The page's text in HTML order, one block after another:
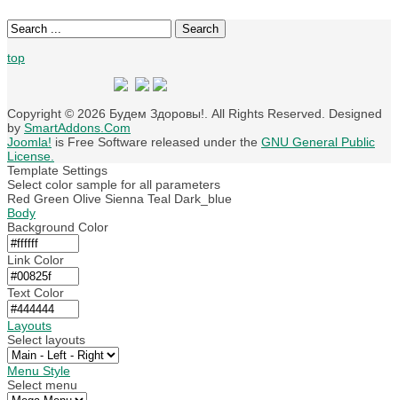
Search
top
Copyright © 2026 Будем Здоровы!. All Rights Reserved. Designed
by SmartAddons.Com
Joomla! is Free Software released under the GNU General Public
License.
Template Settings
Select color sample for all parameters
Red Green Olive Sienna Teal Dark_blue
Body
Background Color
Link Color
Text Color
Layouts
Select layouts
Menu Style
Select menu